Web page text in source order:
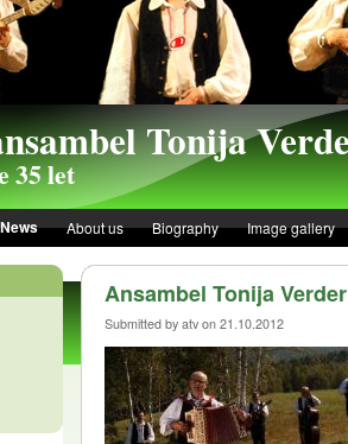
Tonija
35 let
News About us Biography Image gallery
Ansambel Tonija
Submitted by atv on 21.10.2012
© 2013 Ansambel Tonija